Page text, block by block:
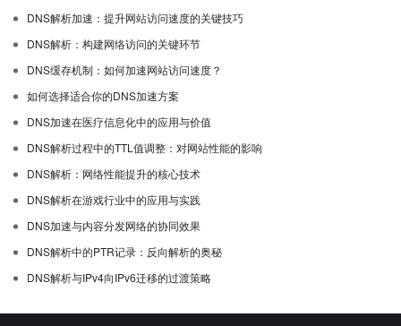
DNS解析加速：提升网站访问速度的关键技巧
DNS解析：构建网络访问的关键环节
DNS缓存机制：如何加速网站访问速度？
如何选择适合你的DNS加速方案
DNS加速在医疗信息化中的应用与价值
DNS解析过程中的TTL值调整：对网站性能的影响
DNS解析：网络性能提升的核心技术
DNS解析在游戏行业中的应用与实践
DNS加速与内容分发网络的协同效果
DNS解析中的PTR记录：反向解析的奥秘
DNS解析与IPv4向IPv6迁移的过渡策略